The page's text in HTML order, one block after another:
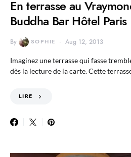
En terrasse au
Buddha Bar Hôtel Paris
By SOPHIE Aug 12, 2013
Imaginez une terrasse qui fasse
dès la lecture de la carte. Cette
LIRE